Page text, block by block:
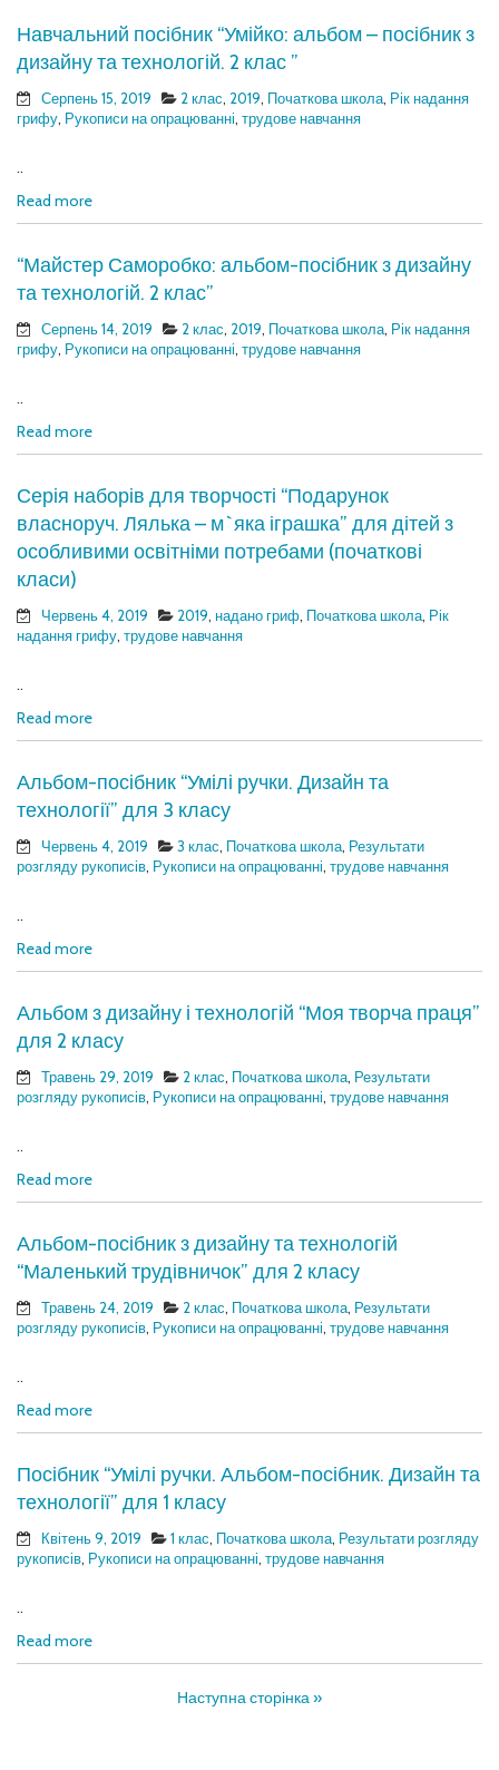
Навчальний посібник “Умійко: альбом – посібник з
дизайну та технологій. 2 клас ”
Серпень 15, 2019 2 клас, 2019, Початкова школа, Рік надання
грифу, Рукописи на опрацюванні, трудове навчання
..
Read more
“Майстер Саморобко: альбом-посібник з дизайну
та технологій. 2 клас”
Серпень 14, 2019 2 клас, 2019, Початкова школа, Рік надання
грифу, Рукописи на опрацюванні, трудове навчання
..
Read more
Серія наборів для творчості “Подарунок
власноруч. Лялька – м`яка іграшка” для дітей з
особливими освітніми потребами (початкові
класи)
Червень 4, 2019 2019, надано гриф, Початкова школа, Рік
надання грифу, трудове навчання
..
Read more
Альбом-посібник “Умілі ручки. Дизайн та
технології” для 3 класу
Червень 4, 2019 3 клас, Початкова школа, Результати
розгляду рукописів, Рукописи на опрацюванні, трудове навчання
..
Read more
Альбом з дизайну і технологій “Моя творча праця”
для 2 класу
Травень 29, 2019 2 клас, Початкова школа, Результати
розгляду рукописів, Рукописи на опрацюванні, трудове навчання
..
Read more
Альбом-посібник з дизайну та технологій
“Маленький трудівничок” для 2 класу
Травень 24, 2019 2 клас, Початкова школа, Результати
розгляду рукописів, Рукописи на опрацюванні, трудове навчання
..
Read more
Посібник “Умілі ручки. Альбом-посібник. Дизайн та
технології” для 1 класу
Квітень 9, 2019 1 клас, Початкова школа, Результати розгляду
рукописів, Рукописи на опрацюванні, трудове навчання
..
Read more
Наступна сторінка »